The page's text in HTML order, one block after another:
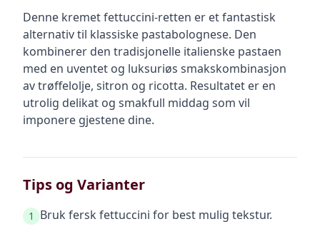
Denne kremet fettuccini-retten er et fantastisk
alternativ til klassiske pastabolognese. Den
kombinerer den tradisjonelle italienske pastaen
med en uventet og luksuriøs smakskombinasjon
av trøffelolje, sitron og ricotta. Resultatet er en
utrolig delikat og smakfull middag som vil
imponere gjestene dine.
Tips og Varianter
1 Bruk fersk fettuccini for best mulig tekstur.